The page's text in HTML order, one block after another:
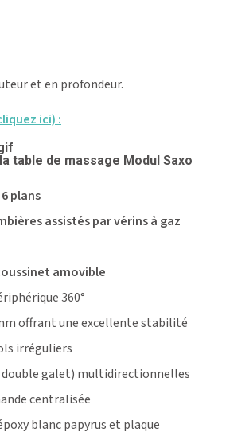
et en profondeur.
ici) :
table de massage Modul Saxo
plans
assistés par vérins à gaz
amovible
360°
offrant une excellente stabilité
irréguliers
galet) multidirectionnelles
centralisée
blanc papyrus et plaque